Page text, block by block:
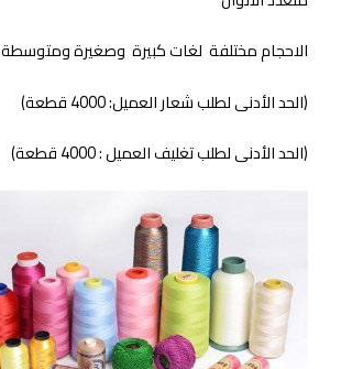
الاحجام مختلفة لغات كبيرة وصغيرة ومتوسطة
(الحد الأدنى لطلب شعار العميل: 4000 قطعة)
(الحد الأدنى لطلب تغليف العميل : 4000 قطعة)